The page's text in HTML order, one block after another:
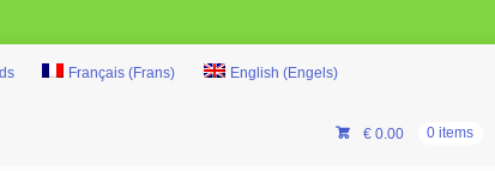
Français (Frans) English (Engels)
€0.00 0 items